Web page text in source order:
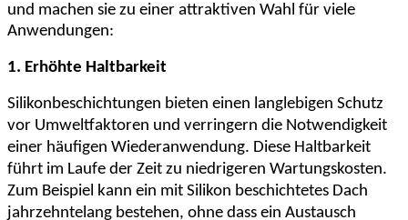
und machen sie zu einer attraktiven Wahl für viele
Anwendungen:
1. Erhöhte Haltbarkeit
Silikonbeschichtungen bieten einen langlebigen Schutz
vor Umweltfaktoren und verringern die Notwendigkeit
einer häufigen Wiederanwendung. Diese Haltbarkeit
führt im Laufe der Zeit zu niedrigeren Wartungskosten.
Zum Beispiel kann ein mit Silikon beschichtetes Dach
jahrzehntelang bestehen, ohne dass ein Austausch